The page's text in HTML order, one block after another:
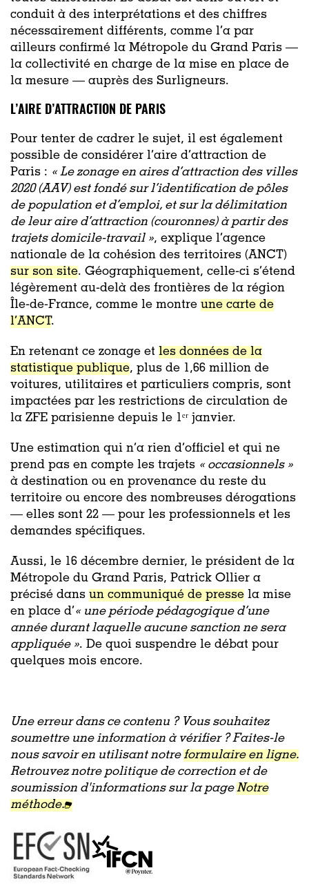
conduit à des interprétations et des chiffres
nécessairement différents, comme l’a par
ailleurs confirmé la Métropole du Grand Paris —
la collectivité en charge de la mise en place de
la mesure — auprès des Surligneurs.
L’AIRE D’ATTRACTION DE PARIS
Pour tenter de cadrer le sujet, il est également
possible de considérer l’aire d’attraction de
Paris : « Le zonage en aires d’attraction des villes
2020 (AAV) est fondé sur l’identification de pôles
de population et d’emploi, et sur la délimitation
de leur aire d’attraction (couronnes) à partir des
trajets domicile-travail », explique l’agence
nationale de la cohésion des territoires (ANCT)
sur son site. Géographiquement, celle-ci s’étend
légèrement au-delà des frontières de la région
Île-de-France, comme le montre une carte de
l’ANCT.
En retenant ce zonage et les données de la
statistique publique, plus de 1,66 million de
voitures, utilitaires et particuliers compris, sont
impactées par les restrictions de circulation de
la ZFE parisienne depuis le 1ᵉʳ janvier.
Une estimation qui n’a rien d’officiel et qui ne
prend pas en compte les trajets « occasionnels »
à destination ou en provenance du reste du
territoire ou encore des nombreuses dérogations
— elles sont 22 — pour les professionnels et les
demandes spécifiques.
Aussi, le 16 décembre dernier, le président de la
Métropole du Grand Paris, Patrick Ollier a
précisé dans un communiqué de presse la mise
en place d’« une période pédagogique d’une
année durant laquelle aucune sanction ne sera
appliquée ». De quoi suspendre le débat pour
quelques mois encore.
Une erreur dans ce contenu ? Vous souhaitez
soumettre une information à vérifier ? Faites-le
nous savoir en utilisant notreformulaire en ligne.
Retrouvez notre politique de correction et de
soumission d'informations sur la pageNotre
méthode.